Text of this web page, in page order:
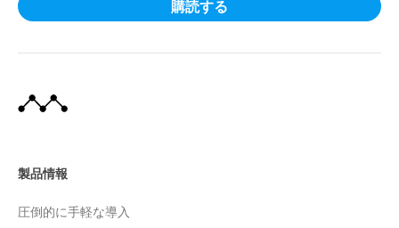
製品情報
圧倒的に手軽な導入